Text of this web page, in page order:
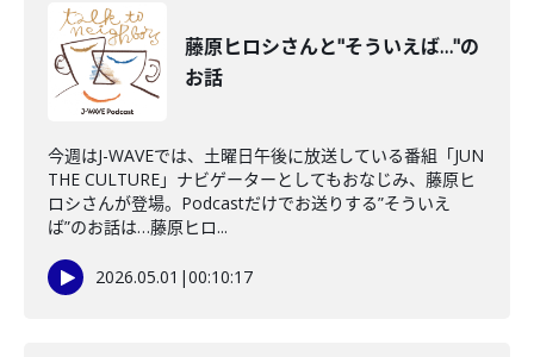
藤原ヒロシさんと"そういえば…"の
お話
今週はJ-WAVEでは、土曜日午後に放送している番組「JUN
THE CULTURE」ナビゲーターとしてもおなじみ、藤原ヒ
ロシさんが登場。Podcastだけでお送りする”そういえ
ば”のお話は…藤原ヒロ...
2026.05.01 |00:10:17